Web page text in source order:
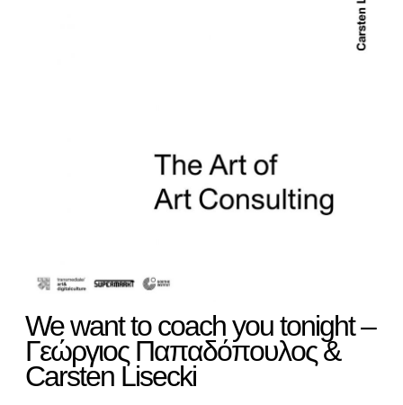
We want to coach you tonight –
Γεώργιος Παπαδόπουλος &
Carsten Lisecki